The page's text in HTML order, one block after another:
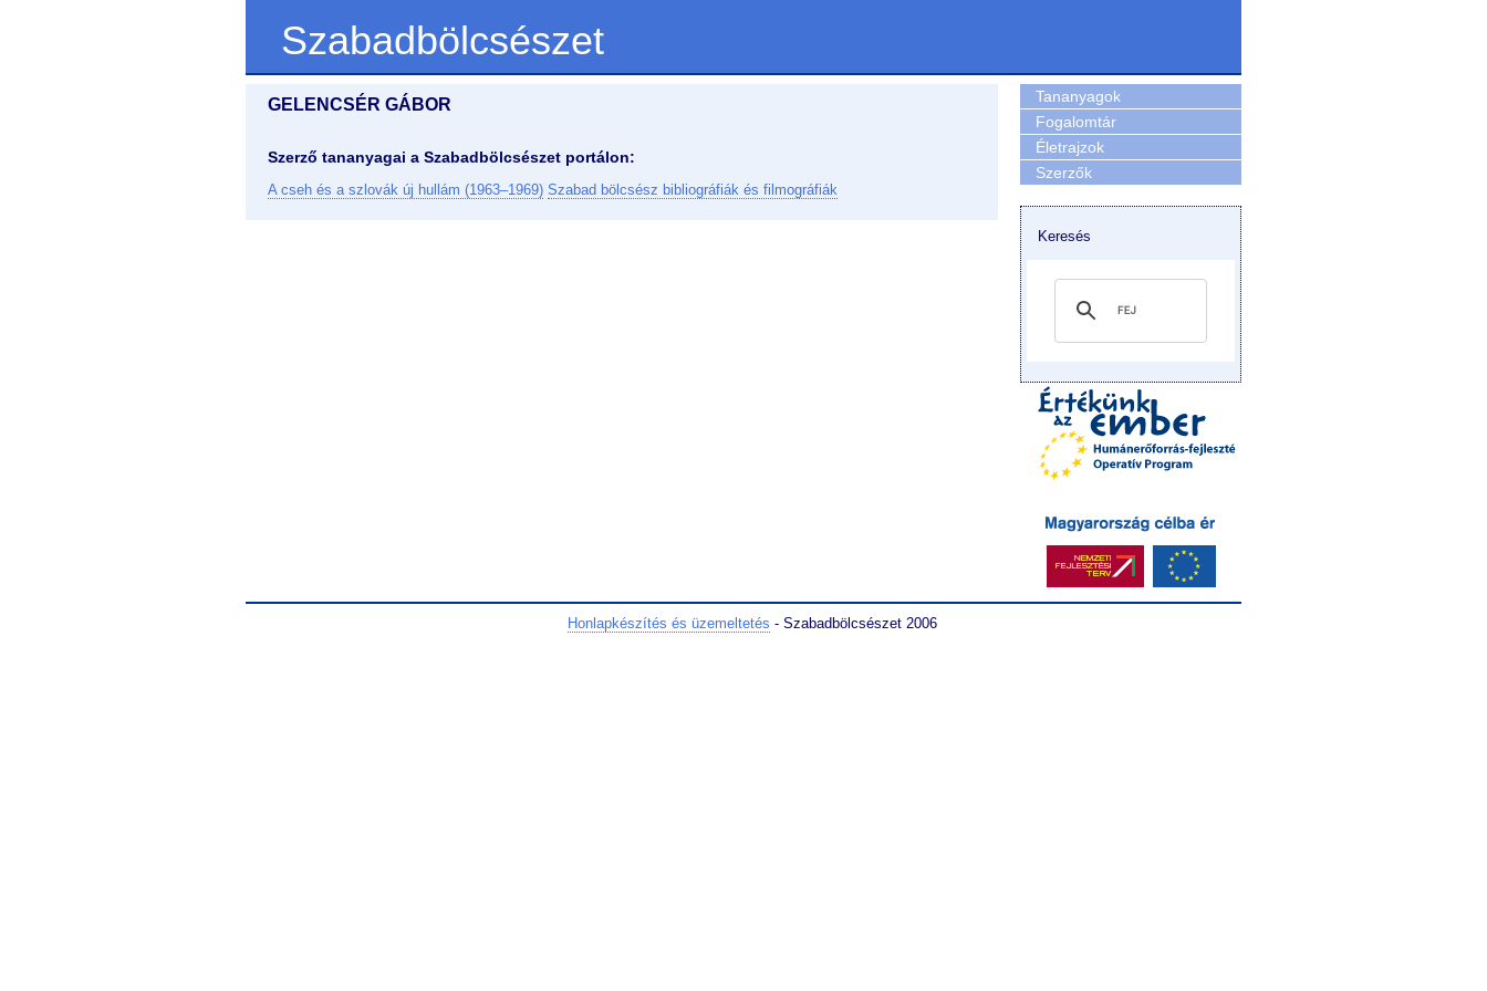
Szabadbölcsészet
GELENCSÉR GÁBOR
Szerző tananyagai a Szabadbölcsészet portálon:
A cseh és a szlovák új hullám (1963–1969) Szabad bölcsész bibliográfiák és filmográfiák
Tananyagok
Fogalomtár
Életrajzok
Szerzők
Keresés
Honlapkészítés és üzemeltetés - Szabadbölcsészet 2006